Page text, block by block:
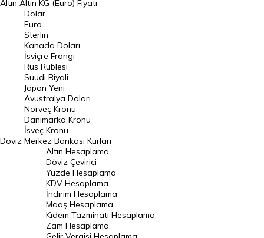
Euro Kuru
Pound Kuru
Frank Kuru
Riyal Kuru
Avustralya Doları
Danimarka Kronu Kuru
Kanada Doları Kuru
Norveç Kronu Kuru
İsveç Kronu Kuru
Japon Yeni Kuru
Serbest Piyasa Döviz Kurları
Merkez Bankası Döviz Kurları
Altın Altın KG (Euro) Fiyatı
Döviz
Dolar
Euro
Sterlin
Kanada Doları
İsviçre Frangı
Rus Rublesi
Suudi Riyali
Japon Yeni
Avustralya Doları
Norveç Kronu
Danimarka Kronu
İsveç Kronu
Merkez Bankası Kurlari
Altın Hesaplama
Döviz Çevirici
Yüzde Hesaplama
KDV Hesaplama
İndirim Hesaplama
Maaş Hesaplama
Kıdem Tazminatı Hesaplama
Zam Hesaplama